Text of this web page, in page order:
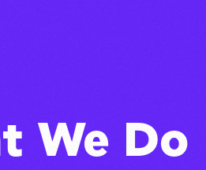
We Do